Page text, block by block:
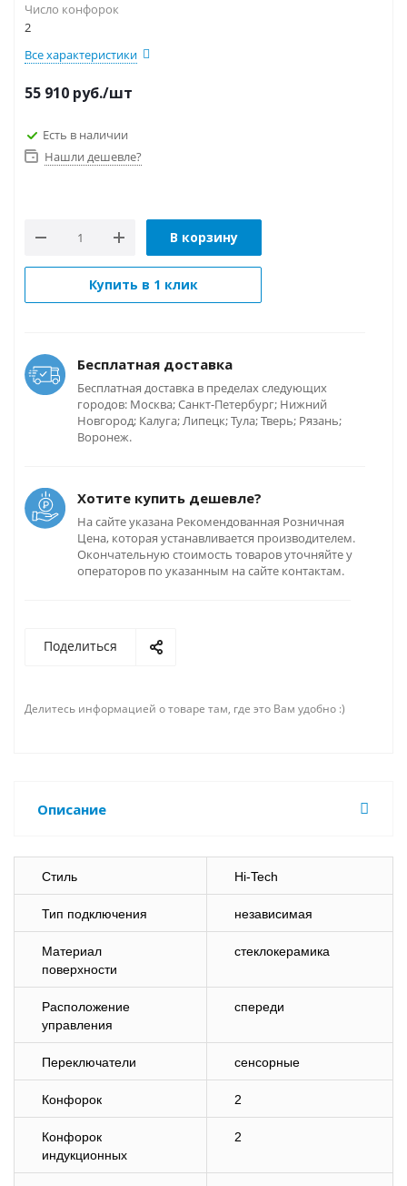
Число конфорок
2
Все характеристики
55 910 руб./шт
Есть в наличии
Нашли дешевле?
В корзину
Купить в 1 клик
Бесплатная доставка
Бесплатная доставка в пределах следующих
городов: Москва; Санкт-Петербург; Нижний
Новгород; Калуга; Липецк; Тула; Тверь; Рязань;
Воронеж.
Хотите купить дешевле?
На сайте указана Рекомендованная Розничная
Цена, которая устанавливается производителем.
Окончательную стоимость товаров уточняйте у
операторов по указанным на сайте контактам.
Поделиться
Делитесь информацией о товаре там, где это Вам удобно :)
Описание
Стиль Hi-Tech
Тип подключения независимая
Материал
поверхности
стеклокерамика
Расположение
управления
спереди
Переключатели сенсорные
Конфорок 2
Конфорок
индукционных
2